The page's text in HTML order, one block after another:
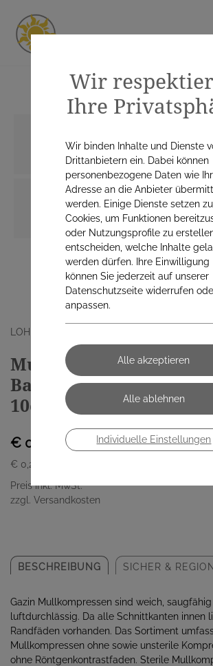
LOHMANN & RAUSCHER GMBH
Mullkompressen Gazin
Baumw.17faedig steril
10cm 2 Stück
€ 0,40
€ 0,20
Preis inkl. MwSt.
zzgl. Versandkosten
BESCHREIBUNG SICHER &
Gazin Mullkompressen sind weich, saugfähig
luftdurchlässig. Da alle Schnittkanten innen
Randfäden vorhanden. Das Sortiment
Mullkompressen ohne sowie unsterile
ohne Röntgenkontrastfaden. Sterile
Wir
Ihre
Wir binden Inhalte und Dienste
Drittanbietern ein. Dabei können
personenbezogene Daten wie
Adresse an die Anbieter
werden. Einige Dienste setzen
Cookies, um Funktionen
oder Nutzungsprofile zu
entscheiden, welche Inhalte
werden dürfen. Ihre Einwilligung
können Sie jederzeit auf unserer
Datenschutzseite widerrufen
anpassen.
Individuelle Einstellungen